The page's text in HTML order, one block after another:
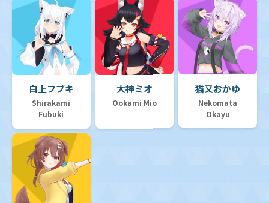
白上フブキ
Shirakami
Fubuki
大神ミオ
Ookami Mio
猫又おかゆ
Nekomata
Okayu